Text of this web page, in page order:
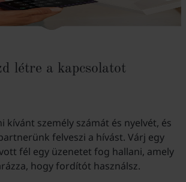
létre a kapcsolatot
kívánt személy számát és nyelvét, és
felveszi a hívást. Várj egy
fél egy üzenetet fog hallani, amely
hogy fordítót használsz.